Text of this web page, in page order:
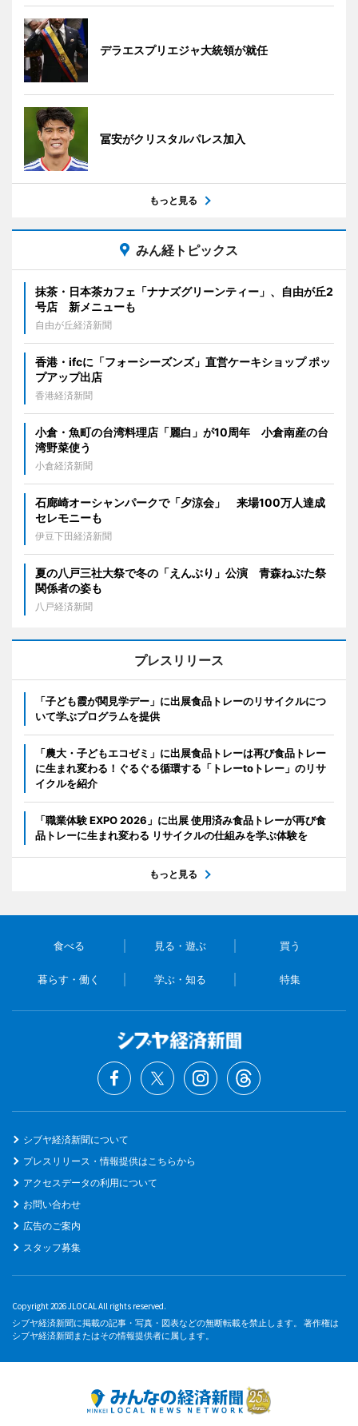
デラエスプリエジャ大統領が就任
冨安がクリスタルパレス加入
もっと見る
みん経トピックス
抹茶・日本茶カフェ「ナナズグリーンティー」、自由が丘2
号店 新メニューも
自由が丘経済新聞
香港・ifcに「フォーシーズンズ」直営ケーキショップ ポッ
プアップ出店
香港経済新聞
小倉・魚町の台湾料理店「麗白」が10周年 小倉南産の台
湾野菜使う
小倉経済新聞
石廊崎オーシャンパークで「夕涼会」 来場100万人達成
セレモニーも
伊豆下田経済新聞
夏の八戸三社大祭で冬の「えんぶり」公演 青森ねぶた祭
関係者の姿も
八戸経済新聞
プレスリリース
「子ども霞が関見学デー」に出展食品トレーのリサイクルにつ
いて学ぶプログラムを提供
「農大・子どもエコゼミ」に出展食品トレーは再び食品トレー
に生まれ変わる！ぐるぐる循環する「トレーtoトレー」のリサ
イクルを紹介
「職業体験 EXPO 2026」に出展 使用済み食品トレーが再び食
品トレーに生まれ変わる リサイクルの仕組みを学ぶ体験を
もっと見る
食べる 見る・遊ぶ 買う
暮らす・働く 学ぶ・知る 特集
シブヤ経済新聞について
プレスリリース・情報提供はこちらから
アクセスデータの利用について
お問い合わせ
広告のご案内
スタッフ募集
Copyright 2026 JLOCAL All rights reserved.
シブヤ経済新聞に掲載の記事・写真・図表などの無断転載を禁止します。 著作権は
シブヤ経済新聞またはその情報提供者に属します。